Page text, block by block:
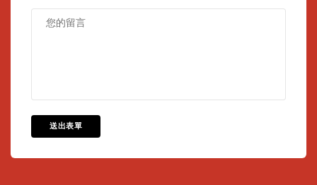
送出表單